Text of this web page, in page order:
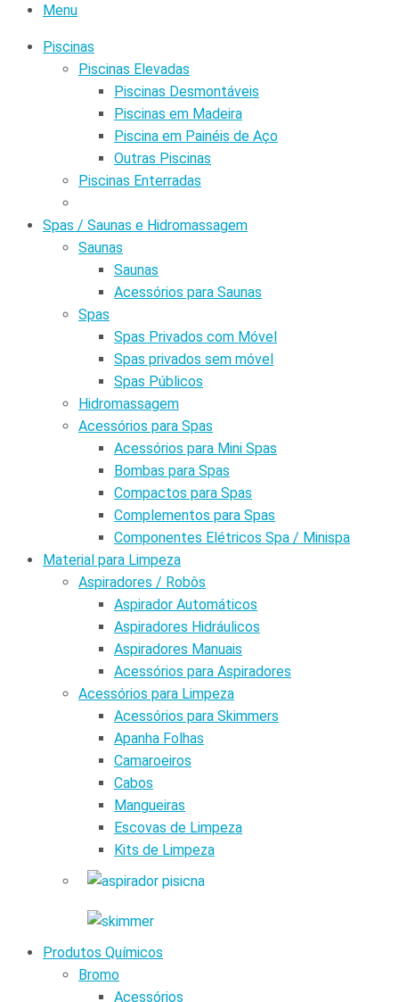
Menu
Piscinas
Piscinas Elevadas
Piscinas Desmontáveis
Piscinas em Madeira
Piscina em Painéis de Aço
Outras Piscinas
Piscinas Enterradas
Spas / Saunas e Hidromassagem
Saunas
Saunas
Acessórios para Saunas
Spas
Spas Privados com Móvel
Spas privados sem móvel
Spas Públicos
Hidromassagem
Acessórios para Spas
Acessórios para Mini Spas
Bombas para Spas
Compactos para Spas
Complementos para Spas
Componentes Elétricos Spa / Minispa
Material para Limpeza
Aspiradores / Robôs
Aspirador Automáticos
Aspiradores Hidráulicos
Aspiradores Manuais
Acessórios para Aspiradores
Acessórios para Limpeza
Acessórios para Skimmers
Apanha Folhas
Camaroeiros
Cabos
Mangueiras
Escovas de Limpeza
Kits de Limpeza
Produtos Químicos
Bromo
Acessórios